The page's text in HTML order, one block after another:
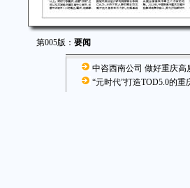
第005版： 要闻
中咨西南公司 做好重庆高
“元时代”打造TOD5.0的重